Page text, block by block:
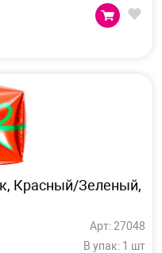
Красный/Зеленый,
Арт: 27048
В упак: 1 шт